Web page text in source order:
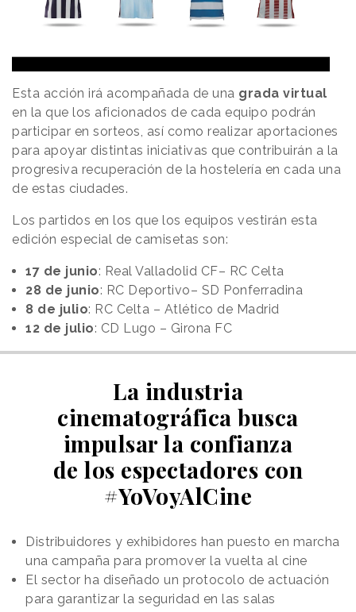
Esta acción irá acompañada de una grada virtual
en la que los aficionados de cada equipo podrán
participar en sorteos, así como realizar aportaciones
para apoyar distintas iniciativas que contribuirán a la
progresiva recuperación de la hostelería en cada una
de estas ciudades.
Los partidos en los que los equipos vestirán esta
edición especial de camisetas son:
17 de junio: Real Valladolid CF– RC Celta
28 de junio: RC Deportivo– SD Ponferradina
8 de julio: RC Celta – Atlético de Madrid
12 de julio: CD Lugo – Girona FC
La industria
cinematográfica busca
impulsar la confianza
de los espectadores con
#YoVoyAlCine
Distribuidores y exhibidores han puesto en marcha
una campaña para promover la vuelta al cine
El sector ha diseñado un protocolo de actuación
para garantizar la seguridad en las salas